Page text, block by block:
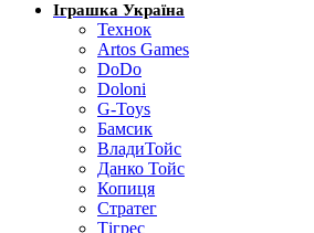
Іграшка Україна
Технок
Artos Games
DoDo
Doloni
G-Toys
Бамсик
ВладиТойс
Данко Тойс
Копиця
Стратег
Тігрес